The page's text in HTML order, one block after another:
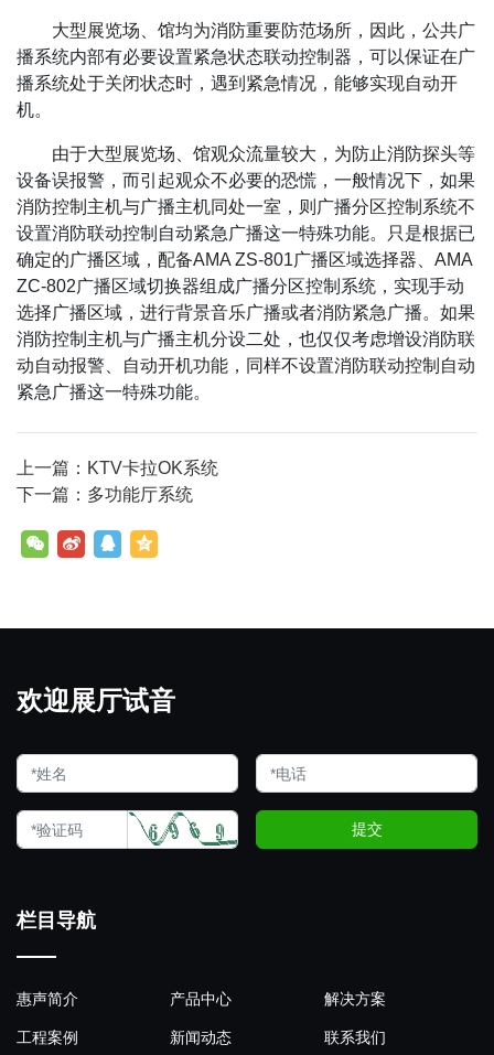
大型展览场、馆均为消防重要防范场所，因此，公共广
播系统内部有必要设置紧急状态联动控制器，可以保证在广
播系统处于关闭状态时，遇到紧急情况，能够实现自动开
机。
由于大型展览场、馆观众流量较大，为防止消防探头等
设备误报警，而引起观众不必要的恐慌，一般情况下，如果
消防控制主机与广播主机同处一室，则广播分区控制系统不
设置消防联动控制自动紧急广播这一特殊功能。只是根据已
确定的广播区域，配备AMA ZS-801广播区域选择器、AMA
ZC-802广播区域切换器组成广播分区控制系统，实现手动
选择广播区域，进行背景音乐广播或者消防紧急广播。如果
消防控制主机与广播主机分设二处，也仅仅考虑增设消防联
动自动报警、自动开机功能，同样不设置消防联动控制自动
紧急广播这一特殊功能。
上一篇：KTV卡拉OK系统
下一篇：多功能厅系统
欢迎展厅试音
提交
栏目导航
惠声简介 产品中心 解决方案
工程案例 新闻动态 联系我们